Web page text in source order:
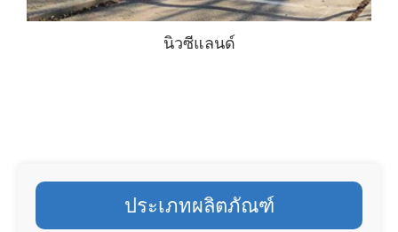
ประเภทผลิตภัณฑ์
นิวซีแลนด์